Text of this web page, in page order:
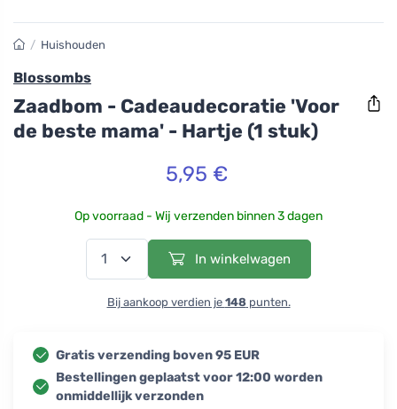
/ Huishouden
Blossombs
Zaadbom - Cadeaudecoratie 'Voor
de beste mama' - Hartje (1 stuk)
5,95 €
Op voorraad - Wij verzenden binnen 3 dagen
In winkelwagen
Bij aankoop verdien je 148punten.
Gratis verzending boven 95 EUR
Bestellingen geplaatst voor 12:00 worden
onmiddellijk verzonden